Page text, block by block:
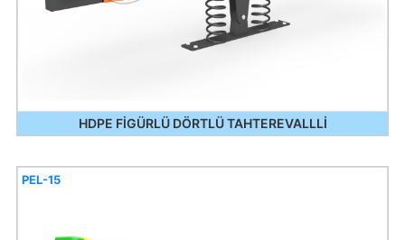
HDPE FİGÜRLÜ DÖRTLÜ TAHTEREVALLLİ
PEL-15